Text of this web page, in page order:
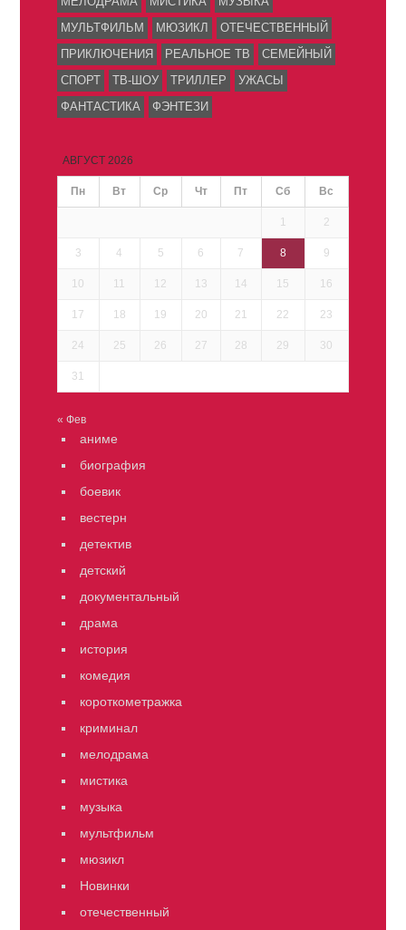
МУЛЬТФИЛЬМ
МЮЗИКЛ
ОТЕЧЕСТВЕННЫЙ
ПРИКЛЮЧЕНИЯ
РЕАЛЬНОЕ ТВ
СЕМЕЙНЫЙ
СПОРТ
ТВ-ШОУ ТРИЛЛЕР
УЖАСЫ
ФАНТАСТИКА
ФЭНТЕЗИ
АВГУСТ 2026
Пн Вт Ср Чт Пт Сб Вс
1 2
3 4 5 6 7 8 9
10 11 12 13 14 15 16
17 18 19 20 21 22 23
24 25 26 27 28 29 30
31
« Фев
аниме
биография
боевик
вестерн
детектив
детский
документальный
драма
история
комедия
короткометражка
криминал
мелодрама
мистика
музыка
мультфильм
мюзикл
Новинки
отечественный